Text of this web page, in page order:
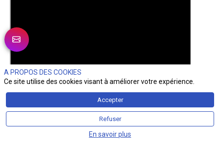
A PROPOS DES COOKIES
Ce site utilise des cookies visant à améliorer votre expérience.
Accepter
Refuser
En savoir plus